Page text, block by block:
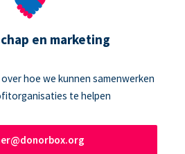
en marketing
hoe we kunnen samenwerken
te helpen